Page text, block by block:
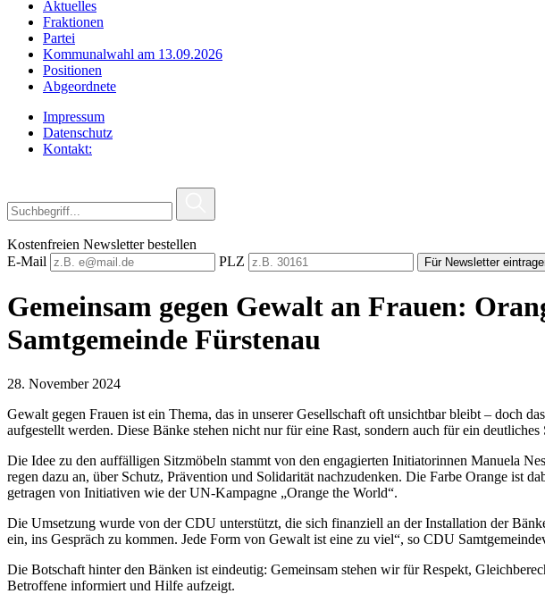
Aktuelles
Fraktionen
Partei
Kommunalwahl am 13.09.2026
Positionen
Abgeordnete
Impressum
Datenschutz
Kontakt:
Kostenfreien Newsletter bestellen
E-Mail
PLZ Für Newsletter
Gemeinsam gegen Gewalt an Frauen:
Samtgemeinde Fürstenau
28. November 2024
Gewalt gegen Frauen ist ein Thema, das in unserer Gesellschaft oft unsichtbar bleibt – doch
aufgestellt werden. Diese Bänke stehen nicht nur für eine Rast, sondern auch für ein
Die Idee zu den auffälligen Sitzmöbeln stammt von den engagierten Initiatorinnen Manuela
regen dazu an, über Schutz, Prävention und Solidarität nachzudenken. Die Farbe Orange ist
getragen von Initiativen wie der UN-Kampagne „Orange the World“.
Die Umsetzung wurde von der CDU unterstützt, die sich finanziell an der Installation der
ein, ins Gespräch zu kommen. Jede Form von Gewalt ist eine zu viel“, so CDU
Die Botschaft hinter den Bänken ist eindeutig: Gemeinsam stehen wir für Respekt,
Betroffene informiert und Hilfe aufzeigt.